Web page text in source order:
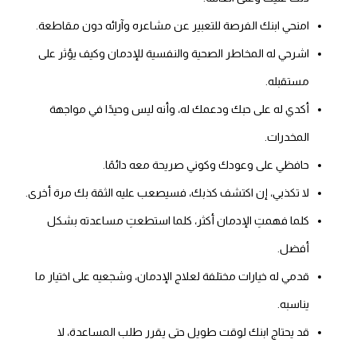
امنحي ابنك الفرصة للتعبير عن مشاعره وآرائه دون مقاطعة.
اشرحي له المخاطر الصحية والنفسية للإدمان وكيف يؤثر على
مستقبله.
أكدي له على حبك ودعمك له، وأنه ليس وحيدًا في مواجهة
المخدرات.
حافظي على وعودك وكوني صريحة معه دائمًا.
لا تكذبي، إن اكتشف كذبك، فسيصعب عليه الثقة بك مرة أخرى.
كلما فهمتِ الإدمان أكثر، كلما استطعتِ مساعدته بشكل
أفضل.
قدمي له خيارات مختلفة لعلاج الإدمان، وشجعيه على اختيار ما
يناسبه.
قد يحتاج ابنك لوقت طويل حتى يقرر طلب المساعدة، لا